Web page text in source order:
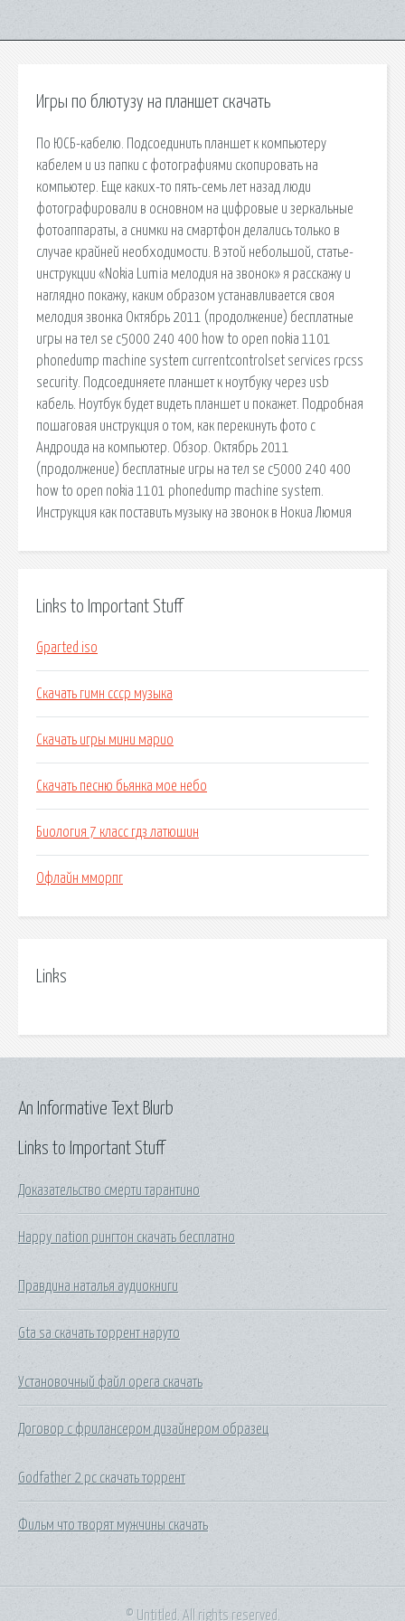
Игры по блютузу на планшет скачать
По ЮСБ-кабелю. Подсоединить планшет к компьютеру
кабелем и из папки с фотографиями скопировать на
компьютер. Еще каких-то пять-семь лет назад люди
фотографировали в основном на цифровые и зеркальные
фотоаппараты, а снимки на смартфон делались только в
случае крайней необходимости. В этой небольшой, статье-
инструкции «Nokia Lumia мелодия на звонок» я расскажу и
наглядно покажу, каким образом устанавливается своя
мелодия звонка Октябрь 2011 (продолжение) бесплатные
игры на тел se c5000 240 400 how to open nokia 1101
phonedump machine system currentcontrolset services rpcss
security. Подсоединяете планшет к ноутбуку через usb
кабель. Ноутбук будет видеть планшет и покажет. Подробная
пошаговая инструкция о том, как перекинуть фото с
Андроида на компьютер. Обзор. Октябрь 2011
(продолжение) бесплатные игры на тел se c5000 240 400
how to open nokia 1101 phonedump machine system.
Инструкция как поставить музыку на звонок в Нокиа Люмия
Links to Important Stuff
Gparted iso
Скачать гимн ссср музыка
Скачать игры мини марио
Скачать песню бьянка мое небо
Биология 7 класс гдз латюшин
Офлайн мморпг
Links
Links to Important Stuff
Доказательство смерти тарантино
Happy nation рингтон скачать бесплатно
Правдина наталья аудиокниги
Gta sa скачать торрент наруто
Установочный файл opera скачать
Договор с фрилансером дизайнером образец
Godfather 2 pc скачать торрент
Фильм что творят мужчины скачать
An Informative Text Blurb
© Untitled. All rights reserved.